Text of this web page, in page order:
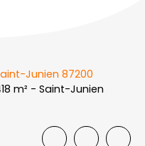
Junien 87200
m² - Saint-Junien